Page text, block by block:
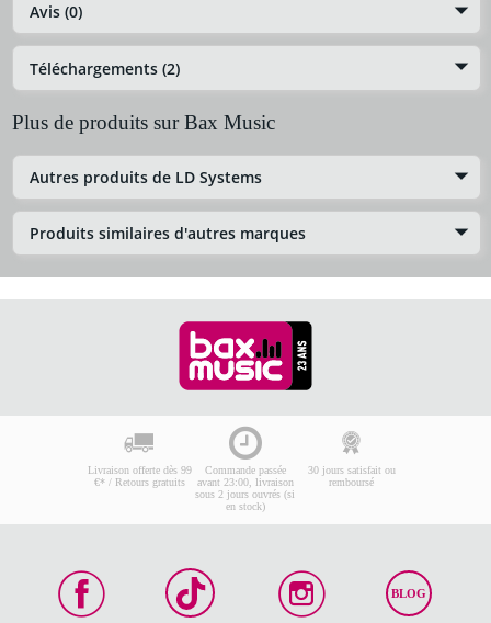
Avis (0)
Téléchargements (2)
Plus de produits sur Bax Music
Autres produits de LD Systems
Produits similaires d'autres marques
Livraison offerte dès 99
€* / Retours gratuits
Commande passée
avant 23:00, livraison
sous 2 jours ouvrés (si
en stock)
30 jours satisfait ou
remboursé
BLOG